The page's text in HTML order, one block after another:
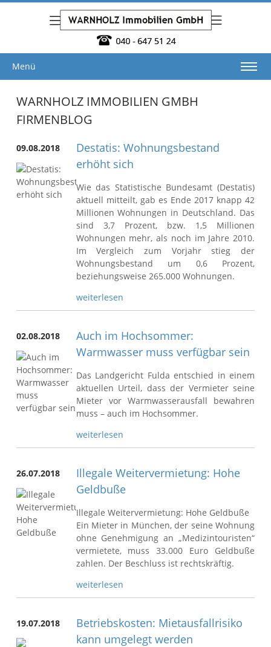
Menü
WARNHOLZ IMMOBILIEN GMBH
FIRMENBLOG
09.08.2018
Destatis: Wohnungsbestand
erhöht sich
Wie das Statistische Bundesamt (Destatis)
aktuell mitteilt, gab es Ende 2017 knapp 42
Millionen Wohnungen in Deutschland. Das
sind 3,7 Prozent, bzw. 1,5 Millionen
Wohnungen mehr, als noch im Jahre 2010.
Im Vergleich zum Vorjahr stieg der
Wohnungsbestand um 0,6 Prozent,
beziehungsweise 265.000 Wohnungen.
weiterlesen
02.08.2018
Auch im Hochsommer:
Warmwasser muss verfügbar sein
Das Landgericht Fulda entschied in einem
aktuellen Urteil, dass der Vermieter seine
Mieter vor Warmwasserausfall bewahren
muss – auch im Hochsommer.
weiterlesen
26.07.2018
Illegale Weitervermietung: Hohe
Geldbuße
Illegale Weitervermietung: Hohe Geldbuße
Ein Mieter in München, der seine Wohnung
ohne Genehmigung an „Medizintouristen“
vermietete, muss 33.000 Euro Geldbuße
zahlen. Der Beschluss ist rechtskräftig.
weiterlesen
19.07.2018
Betriebskosten: Mietausfallrisiko
kann umgelegt werden